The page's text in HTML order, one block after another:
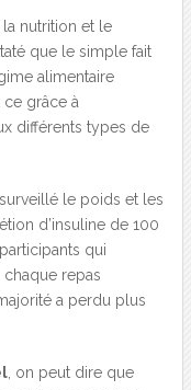
nutrition et le
que le simple fait
alimentaire
grâce à
différents types de
le poids et les
d’insuline de 100
qui
repas
a perdu plus
, on peut dire que